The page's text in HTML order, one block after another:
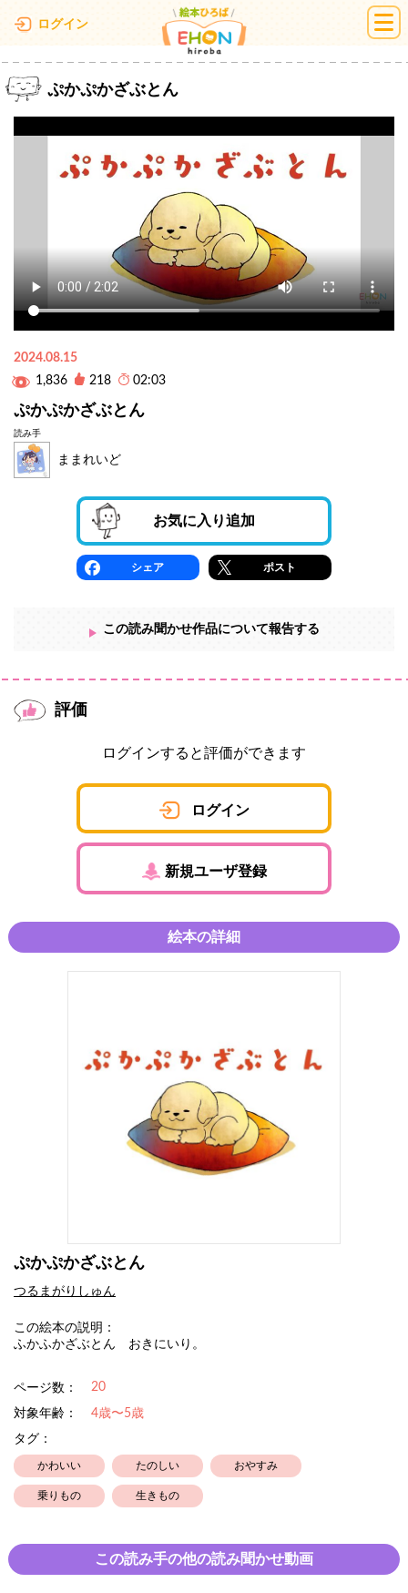
ログイン 絵本ひろば
ぷかぷかざぶとん
2024.08.15
1,836
218 02:03
ぷかぷかざぶとん
読み手
ままれいど
お気に入り追加
シェア ポスト
この読み聞かせ作品について報告する
評価
ログインすると評価ができます
ログイン
新規ユーザ登録
絵本の詳細
ぷかぷかざぶとん
つるまがりしゅん
この絵本の説明：
ふかふかざぶとん おきにいり。
ページ数： 20
対象年齢：
4歳〜5歳
タグ：
かわいい たのしい おやすみ
乗りもの 生きもの
この読み手の他の読み聞かせ動画